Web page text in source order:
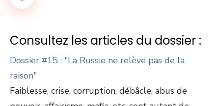
Consultez les articles du dossier :
Dossier #15 : "La Russie ne relève pas de la
raison"
Faiblesse, crise, corruption, débâcle, abus de